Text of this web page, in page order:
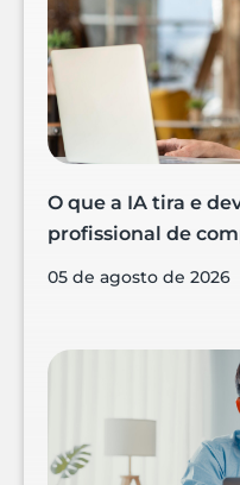
O que a IA tira e
profissional de
05 de agosto de 2026